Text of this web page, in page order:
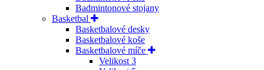
Badmintonové stojany
Basketbal
Basketbalové desky
Basketbalové koše
Basketbalové míče
Velikost 3